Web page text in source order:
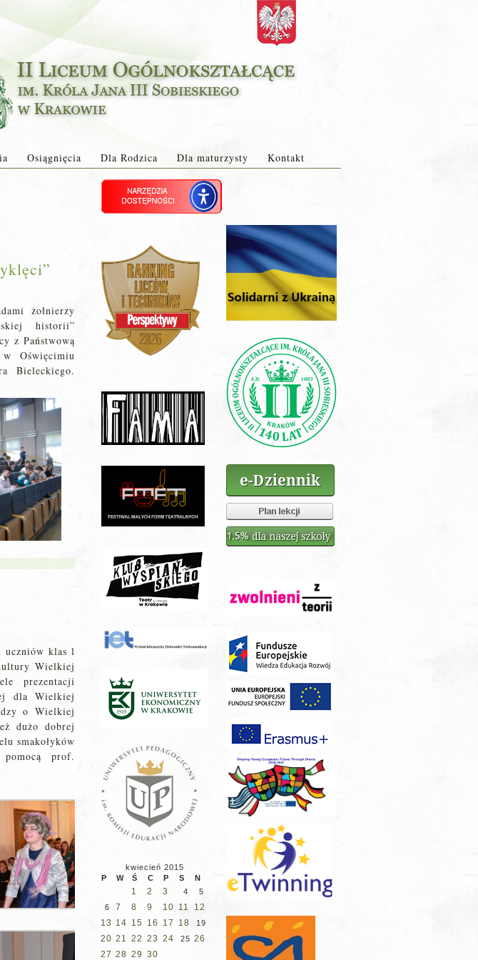
Osiągnięcia Dla Rodzica Dla maturzysty Kontakt
żołnierzy
historii”
z Państwową
Oświęcimiu
Bieleckiego.
uczniów klas l
Wielkiej
prezentacji
dla Wielkiej
o Wielkiej
dużo dobrej
smakołyków
prof.
kwiecień 2015
P
W Ś C P S N
1 2 3 4
5
6
7 8 9 10 11
12
13 14 15 16 17 18 19
20 21 22 23 24 25 26
27 28 29 30